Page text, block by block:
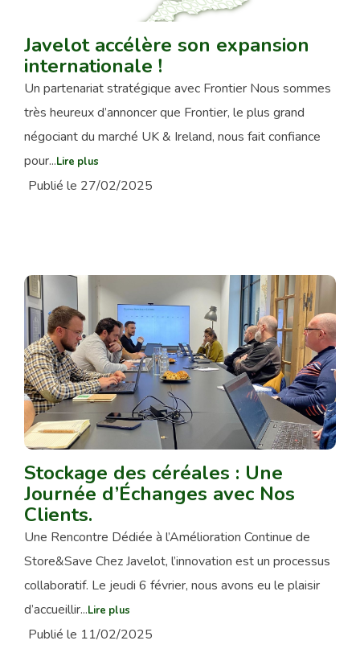
Javelot accélère son expansion
internationale !
Un partenariat stratégique avec Frontier Nous sommes
très heureux d’annoncer que Frontier, le plus grand
négociant du marché UK & Ireland, nous fait confiance
pour...Lire plus
Publié le 27/02/2025
Stockage des céréales : Une
Journée d’Échanges avec Nos
Clients.
Une Rencontre Dédiée à l’Amélioration Continue de
Store&Save Chez Javelot, l’innovation est un processus
collaboratif. Le jeudi 6 février, nous avons eu le plaisir
d’accueillir...Lire plus
Publié le 11/02/2025